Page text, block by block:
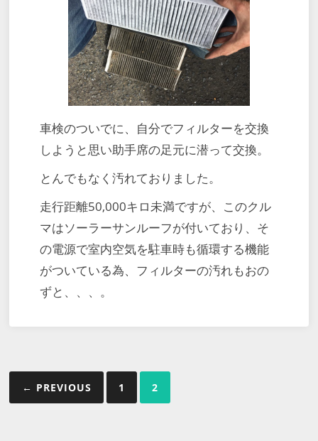
車検のついでに、自分でフィルターを交換
しようと思い助手席の足元に潜って交換。
とんでもなく汚れておりました。
走行距離50,000キロ未満ですが、このクル
マはソーラーサンルーフが付いており、そ
の電源で室内空気を駐車時も循環する機能
がついている為、フィルターの汚れもおの
ずと、、、。
投
稿
← PREVIOUS 1 2